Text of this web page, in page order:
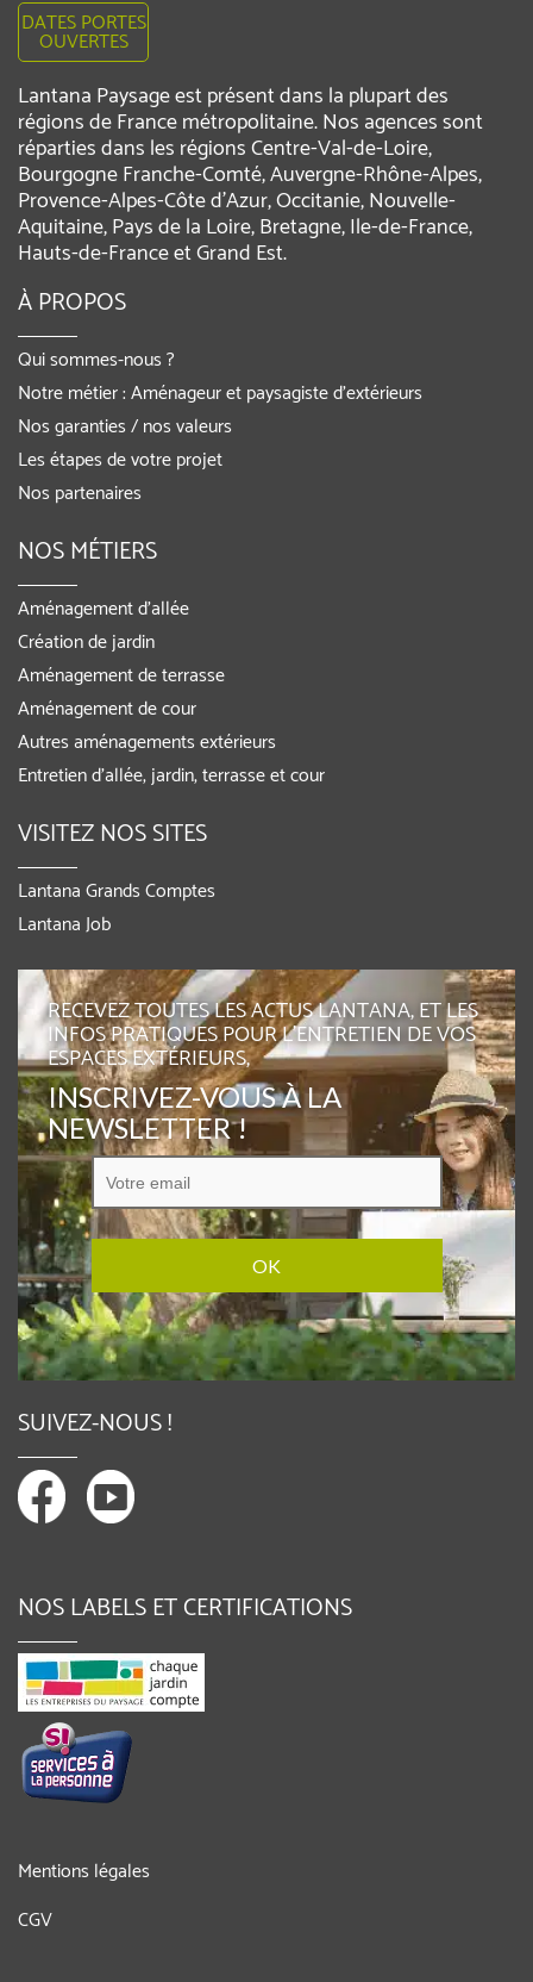
DATES PORTES
OUVERTES
Lantana Paysage est présent dans la plupart des
régions de France métropolitaine. Nos agences sont
réparties dans les régions Centre-Val-de-Loire,
Bourgogne Franche-Comté, Auvergne-Rhône-Alpes,
Provence-Alpes-Côte d'Azur, Occitanie, Nouvelle-
Aquitaine, Pays de la Loire, Bretagne, Ile-de-France,
Hauts-de-France et Grand Est.
À PROPOS
Qui sommes-nous ?
Notre métier : Aménageur et paysagiste d’extérieurs
Nos garanties / nos valeurs
Les étapes de votre projet
Nos partenaires
NOS MÉTIERS
Aménagement d’allée
Création de jardin
Aménagement de terrasse
Aménagement de cour
Autres aménagements extérieurs
Entretien d’allée, jardin, terrasse et cour
VISITEZ NOS SITES
Lantana Grands Comptes
Lantana Job
RECEVEZ TOUTES LES ACTUS LANTANA, ET LES
INFOS PRATIQUES POUR L'ENTRETIEN DE VOS
ESPACES EXTÉRIEURS,
INSCRIVEZ-VOUS À LA
NEWSLETTER !
SUIVEZ-NOUS !
NOS LABELS ET CERTIFICATIONS
Mentions légales
CGV